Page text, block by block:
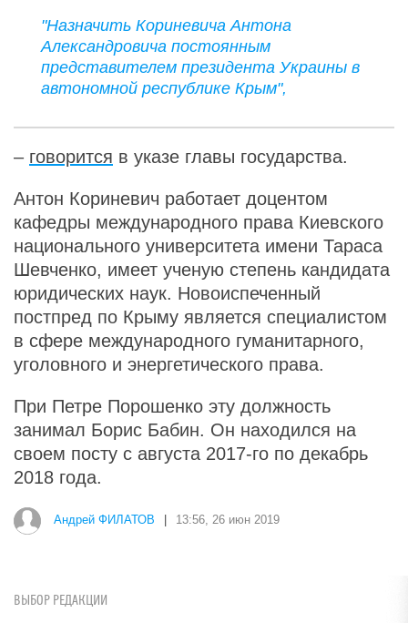
"Назначить Кориневича Антона
Александровича постоянным
представителем президента Украины в
автономной республике Крым",
– говорится в указе главы государства.
Антон Кориневич работает доцентом
кафедры международного права Киевского
национального университета имени Тараса
Шевченко, имеет ученую степень кандидата
юридических наук. Новоиспеченный
постпред по Крыму является специалистом
в сфере международного гуманитарного,
уголовного и энергетического права.
При Петре Порошенко эту должность
занимал Борис Бабин. Он находился на
своем посту с августа 2017-го по декабрь
2018 года.
Андрей ФИЛАТОВ 13:56, 26 июн 2019
ВЫБОР РЕДАКЦИИ